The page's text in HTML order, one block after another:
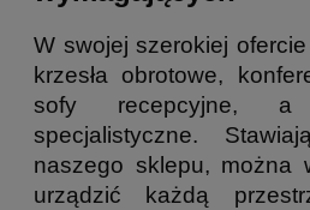
W swojej szerokiej
krzesła obrotowe,
sofy recepcyjne, a
specjalistyczne.
naszego sklepu, można
urządzić każdą